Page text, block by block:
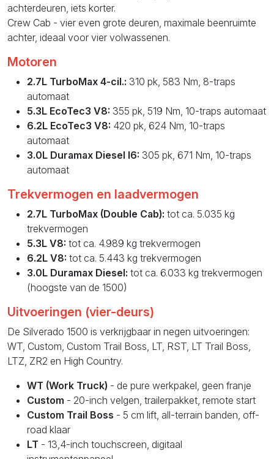
achterdeuren, iets korter.
Crew Cab - vier even grote deuren, maximale beenruimte
achter, ideaal voor vier volwassenen.
Motoren
2.7L TurboMax 4-cil.: 310 pk, 583 Nm, 8-traps
automaat
5.3L EcoTec3 V8: 355 pk, 519 Nm, 10-traps automaat
6.2L EcoTec3 V8: 420 pk, 624 Nm, 10-traps
automaat
3.0L Duramax Diesel I6: 305 pk, 671 Nm, 10-traps
automaat
Trekvermogen en laadvermogen
2.7L TurboMax (Double Cab): tot ca. 5.035 kg
trekvermogen
5.3L V8: tot ca. 4.989 kg trekvermogen
6.2L V8: tot ca. 5.443 kg trekvermogen
3.0L Duramax Diesel: tot ca. 6.033 kg trekvermogen
(hoogste van de 1500)
Uitvoeringen (vier-deurs)
De Silverado 1500 is verkrijgbaar in negen uitvoeringen:
WT, Custom, Custom Trail Boss, LT, RST, LT Trail Boss,
LTZ, ZR2 en High Country.
WT (Work Truck) - de pure werkpakel, geen franje
Custom - 20-inch velgen, trailerpakket, remote start
Custom Trail Boss - 5 cm lift, all-terrain banden, off-
road klaar
LT - 13,4-inch touchscreen, digitaal